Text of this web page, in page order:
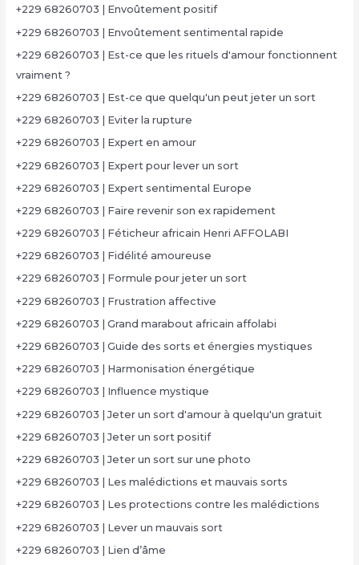
+229 68260703 | Envoûtement positif
+229 68260703 | Envoûtement sentimental rapide
+229 68260703 | Est-ce que les rituels d'amour fonctionnent
vraiment ?
+229 68260703 | Est-ce que quelqu'un peut jeter un sort
+229 68260703 | Eviter la rupture
+229 68260703 | Expert en amour
+229 68260703 | Expert pour lever un sort
+229 68260703 | Expert sentimental Europe
+229 68260703 | Faire revenir son ex rapidement
+229 68260703 | Féticheur africain Henri AFFOLABI
+229 68260703 | Fidélité amoureuse
+229 68260703 | Formule pour jeter un sort
+229 68260703 | Frustration affective
+229 68260703 | Grand marabout africain affolabi
+229 68260703 | Guide des sorts et énergies mystiques
+229 68260703 | Harmonisation énergétique
+229 68260703 | Influence mystique
+229 68260703 | Jeter un sort d'amour à quelqu'un gratuit
+229 68260703 | Jeter un sort positif
+229 68260703 | Jeter un sort sur une photo
+229 68260703 | Les malédictions et mauvais sorts
+229 68260703 | Les protections contre les malédictions
+229 68260703 | Lever un mauvais sort
+229 68260703 | Lien d’âme